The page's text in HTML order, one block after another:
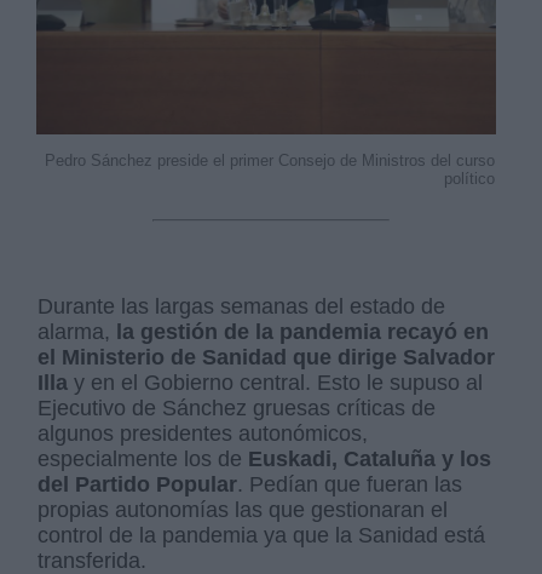
Pedro Sánchez preside el primer Consejo de Ministros del curso
político
Durante las largas semanas del estado de
alarma, la gestión de la pandemia recayó en
el Ministerio de Sanidad que dirige Salvador
Illa y en el Gobierno central. Esto le supuso al
Ejecutivo de Sánchez gruesas críticas de
algunos presidentes autonómicos,
especialmente los de Euskadi, Cataluña y los
del Partido Popular. Pedían que fueran las
propias autonomías las que gestionaran el
control de la pandemia ya que la Sanidad está
transferida.